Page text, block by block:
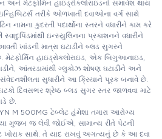
અને મેટફોર્મિન હાઇડ્રોક્લોરાઇડનો સમાવેશ થાય
તરીકે ઓળખાતી દવાઓના વર્ગ સાથે
નામના કુદરતી પદાર્થોના સ્તરને વધારીને કામ કરે
ઇન્સ્યુલિનના પ્રકાશનને વધારીને
ખાંડની માત્રા ઘટાડીને બ્લડ સુગરને
મેટફોર્મિન હાઇડ્રોક્લોરાઇડ, એક બિગુઆનાઇડ,
આંતરડામાંથી ગ્લુકોઝ શોષણ ઘટાડીને અને
સુધારીને આ ક્રિયાને પૂરક બનાવે છે.
દિવસભર શ્રેષ્ઠ બ્લડ સુગર સ્તર જાળવવા માટે
છે.
M 500MG ટેબ્લેટ હંમેશા તમારા આરોગ્ય
મુજબ જ લેવી જોઈએ, સામાન્ય રીતે પેટની
ખોરાક સાથે. તે યાદ રાખવું અગત્યનું છે કે આ દવા